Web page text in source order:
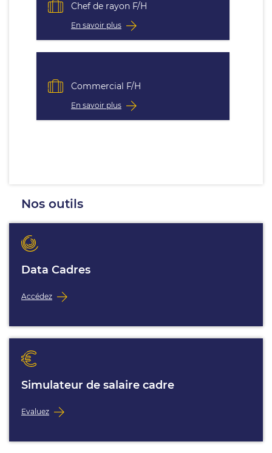
Chef de rayon F/H
En savoir plus
Commercial F/H
En savoir plus
Nos outils
Data Cadres
Accédez
Simulateur de salaire cadre
Evaluez